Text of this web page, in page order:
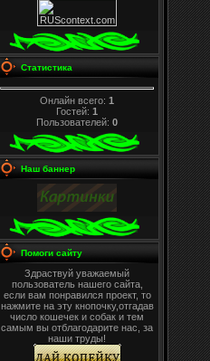
Статистика
Онлайн всего: 1
Гостей: 1
Пользователей: 0
Наш баннер
Помоги сайту
Здраствуй уважаемый
пользователь нашего сайта,
если вам понравился проект, то
нажмите на эту кнопочку,отгадав
число кошечек и собак и тем
самым вы отблагодарите нас, за
наши труды!